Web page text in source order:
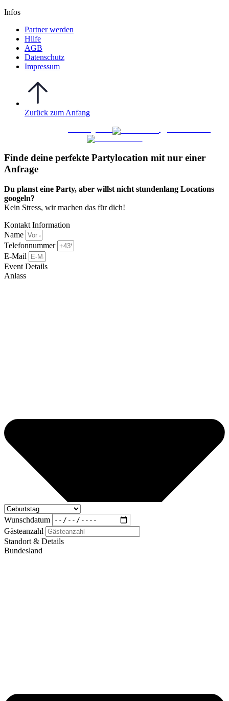
Infos
Partner werden
Hilfe
AGB
Datenschutz
Impressum
Zurück zum Anfang
Finde deine perfekte Partylocation mit nur einer
Anfrage​
Du planst eine Party, aber willst nicht stundenlang Locations
googeln?
Kein Stress, wir machen das für dich!
Kontakt Information
Name
Telefonnummer
E-Mail
Event Details
Anlass
Wunschdatum
Gästeanzahl
Standort & Details
Bundesland